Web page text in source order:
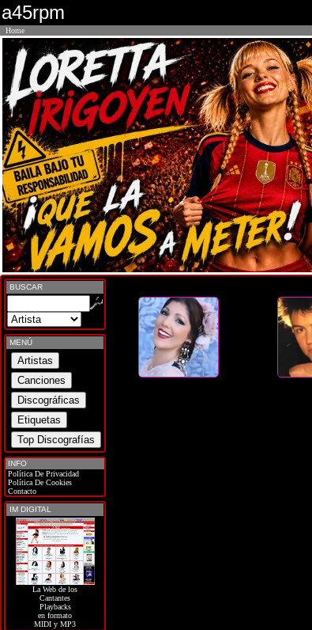
a45rpm
Home
BUSCAR
MENÚ
INFO
Política De Privacidad
Política De Cookies
Contacto
IM DIGITAL
La Web de los
Cantantes
Playbacks
en formato
MIDI y MP3